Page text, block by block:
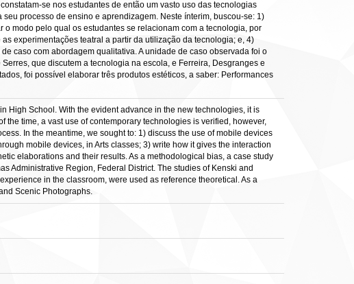
se nos estudantes de então um vasto uso das tecnologias
processo de ensino e aprendizagem. Neste ínterim, buscou-se: 1)
modo pelo qual os estudantes se relacionam com a tecnologia, por
experimentações teatral a partir da utilização da tecnologia; e, 4)
caso com abordagem qualitativa. A unidade de caso observada foi o
que discutem a tecnologia na escola, e Ferreira, Desgranges e
foi possível elaborar três produtos estéticos, a saber: Performances
High School. With the evident advance in the new technologies, it is
time, a vast use of contemporary technologies is verified, however,
In the meantime, we sought to: 1) discuss the use of mobile devices
mobile devices, in Arts classes; 3) write how it gives the interaction
elaborations and their results. As a methodological bias, a case study
Administrative Region, Federal District. The studies of Kenski and
in the classroom, were used as reference theoretical. As a
Scenic Photographs.